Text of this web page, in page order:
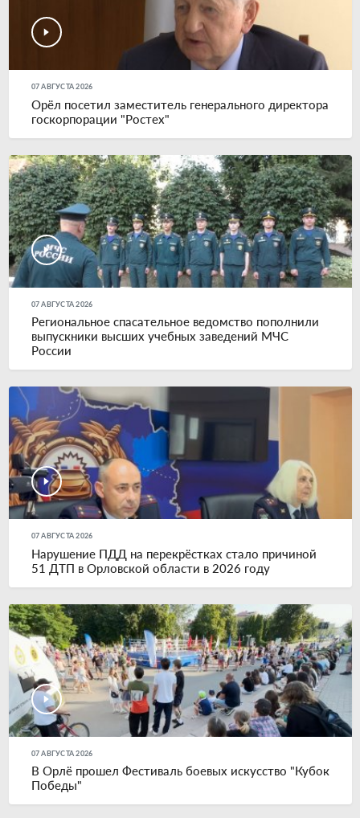
07 АВГУСТА 2026
Орёл посетил заместитель генерального директора
госкорпорации "Ростех"
07 АВГУСТА 2026
Региональное спасательное ведомство пополнили
выпускники высших учебных заведений МЧС
России
07 АВГУСТА 2026
Нарушение ПДД на перекрёстках стало причиной
51 ДТП в Орловской области в 2026 году
07 АВГУСТА 2026
В Орлё прошел Фестиваль боевых искусство "Кубок
Победы"